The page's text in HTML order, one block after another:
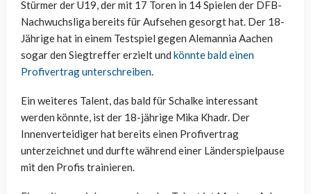
Stürmer der U19, der mit 17 Toren in 14 Spielen der DFB-
Nachwuchsliga bereits für Aufsehen gesorgt hat. Der 18-
Jährige hat in einem Testspiel gegen Alemannia Aachen
sogar den Siegtreffer erzielt und könnte bald einen
Profivertrag unterschreiben.
Ein weiteres Talent, das bald für Schalke interessant
werden könnte, ist der 18-jährige Mika Khadr. Der
Innenverteidiger hat bereits einen Profivertrag
unterzeichnet und durfte während einer Länderspielpause
mit den Profis trainieren.